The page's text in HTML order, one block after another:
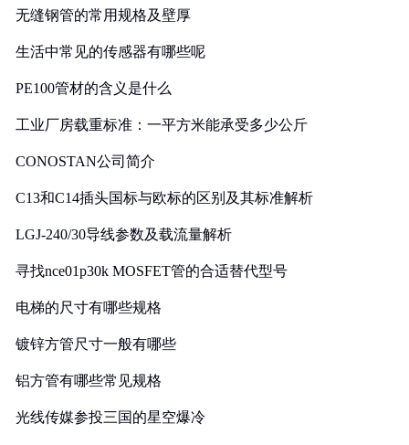
无缝钢管的常用规格及壁厚
生活中常见的传感器有哪些呢
PE100管材的含义是什么
工业厂房载重标准：一平方米能承受多少公斤
CONOSTAN公司简介
C13和C14插头国标与欧标的区别及其标准解析
LGJ-240/30导线参数及载流量解析
寻找nce01p30k MOSFET管的合适替代型号
电梯的尺寸有哪些规格
镀锌方管尺寸一般有哪些
铝方管有哪些常见规格
光线传媒参投三国的星空爆冷